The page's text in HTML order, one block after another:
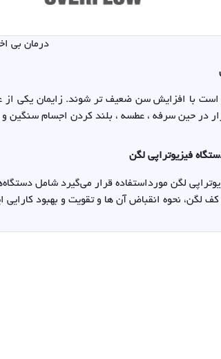
درمان بی
با افزایش سن ضعیف تر شوند. زایمان یکی
در حین سرفه ، عطسه ، بلند کردن اجسام سنگین
فیزیوتراپی لگن
کف لگن، نحوه انقباض آن ها و تقویت و بهبود